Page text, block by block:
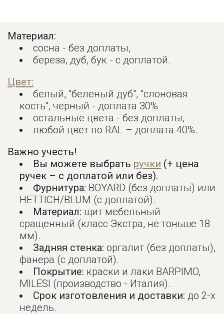
Материал:
сосна - без доплаты,
береза, дуб, бук - с доплатой.
Цвет:
белый, "беленый дуб", "слоновая
кость", черный - доплата 30%
остальные цвета - без доплаты,
любой цвет по RAL – доплата 40%.
Важно учесть!
Вы можете выбрать ручки (+ цена
ручек – с доплатой или без).
Фурнитура: BOYARD (без доплаты) или
HETTICH/BLUM (с доплатой).
Материал: щит мебельный
сращенный (класс Экстра, не тоньше 18
мм).
Задняя стенка: оргалит (без доплаты),
фанера (с доплатой).
Покрытие: краски и лаки BARPIMO,
MILESI (производство - Италия).
Срок изготовления и доставки: до 2-х
недель.